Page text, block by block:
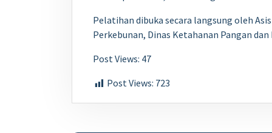
Pelatihan dibuka secara langsung oleh
Perkebunan, Dinas Ketahanan Pangan
Post Views: 47
Post Views: 723